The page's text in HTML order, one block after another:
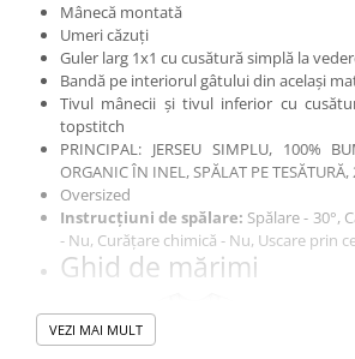
Mânecă montată
Umeri căzuți
Guler larg 1x1 cu cusătură simplă la
Bandă pe interiorul gâtului din același
Tivul mânecii și tivul inferior cu
topstitch
PRINCIPAL: JERSEU SIMPLU, 100%
ORGANIC ÎN INEL, SPĂLAT PE
Oversized
Instrucțiuni de spălare: Spălare - 30°,
- Nu, Curățare chimică - Nu, Uscare prin
Ghid de mărimi
VEZI MAI MULT